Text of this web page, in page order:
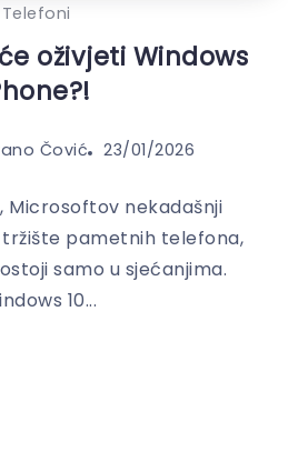
Telefoni
oživjeti Windows
Čović 23/01/2026
Microsoftov nekadašnji
tržište pametnih telefona,
samo u sjećanjima.
10...